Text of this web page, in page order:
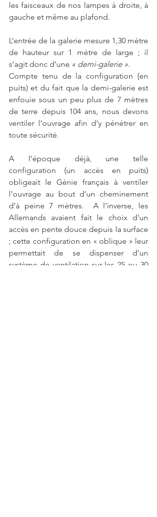
les faisceaux de nos lampes à droite, à
gauche et même au plafond.
L’entrée de la galerie mesure 1,30 mètre
de hauteur sur 1 mètre de large ; il
s’agit donc d’une « demi-galerie ».
Compte tenu de la configuration (en
puits) et du fait que la demi-galerie est
enfouie sous un peu plus de 7 mètres
de terre depuis 104 ans, nous devons
ventiler l’ouvrage afin d’y pénétrer en
toute sécurité.
A l’époque déjà, une telle
configuration (un accès en puits)
obligeait le Génie français à ventiler
l’ouvrage au bout d’un cheminement
d’à peine 7 mètres.  A l’inverse, les
Allemands avaient fait le choix d’un
accès en pente douce depuis la surface
; cette configuration en « oblique » leur
permettait de se dispenser d’un
système de ventilation sur les 25 ou 30